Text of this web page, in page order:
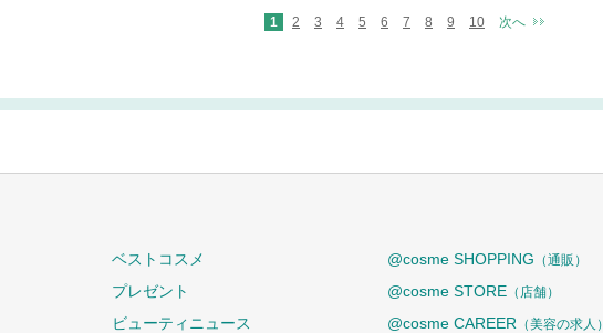
1 2 3 4 5 6 7 8 9 10 次へ
ベストコスメ
プレゼント
ビューティニュース
@cosme SHOPPING （通販）
@cosme STORE （店舗）
@cosme CAREER （美容の求人）